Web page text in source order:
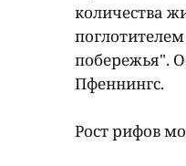
количества
побережья".
Пфеннингс.
Рост рифов